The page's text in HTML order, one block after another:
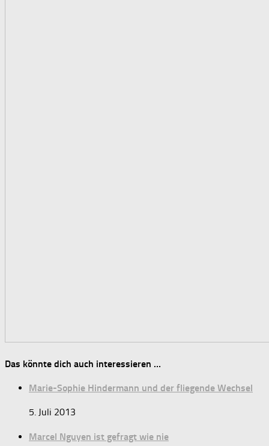
Das könnte dich auch interessieren …
Marie-Sophie Hindermann und der fliegende Wechsel
5. Juli 2013
Marcel Nguyen ist gefragt wie nie